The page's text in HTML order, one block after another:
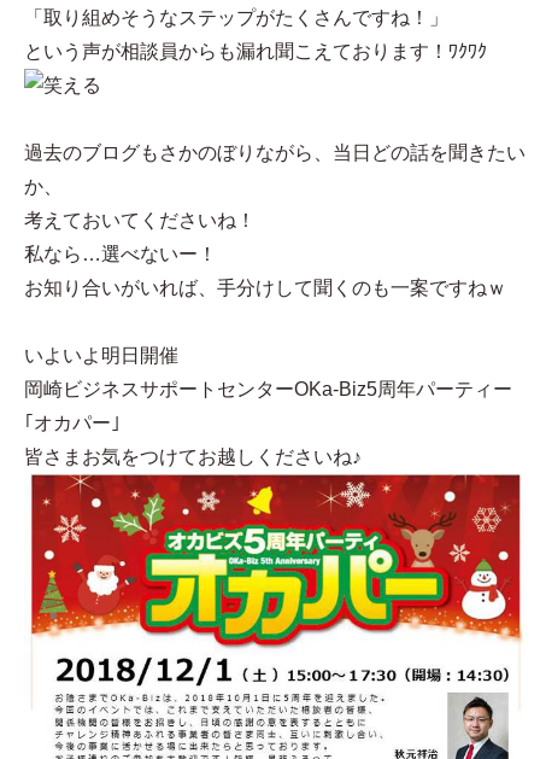
「取り組めそうなステップがたくさんですね！」
という声が相談員からも漏れ聞こえております！ﾜｸﾜｸ
過去のブログもさかのぼりながら、当日どの話を聞きたい
か、
考えておいてくださいね！
私なら…選べないー！
お知り合いがいれば、手分けして聞くのも一案ですねｗ
いよいよ明日開催
岡崎ビジネスサポートセンターOKa-Biz5周年パーティー
｢オカパー｣
皆さまお気をつけてお越しくださいね♪